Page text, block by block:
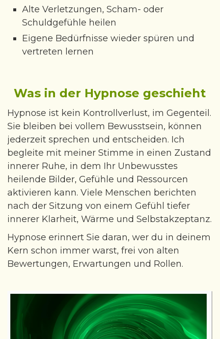
Alte Verletzungen, Scham- oder
Schuldgefühle heilen
Eigene Bedürfnisse wieder spüren und
vertreten lernen
Was in der Hypnose geschieht
Hypnose ist kein Kontrollverlust, im Gegenteil.
Sie bleiben bei vollem Bewusstsein, können
jederzeit sprechen und entscheiden. Ich
begleite mit meiner Stimme in einen Zustand
innerer Ruhe, in dem Ihr Unbewusstes
heilende Bilder, Gefühle und Ressourcen
aktivieren kann. Viele Menschen berichten
nach der Sitzung von einem Gefühl tiefer
innerer Klarheit, Wärme und Selbstakzeptanz.
Hypnose erinnert Sie daran, wer du in deinem
Kern schon immer warst, frei von alten
Bewertungen, Erwartungen und Rollen.